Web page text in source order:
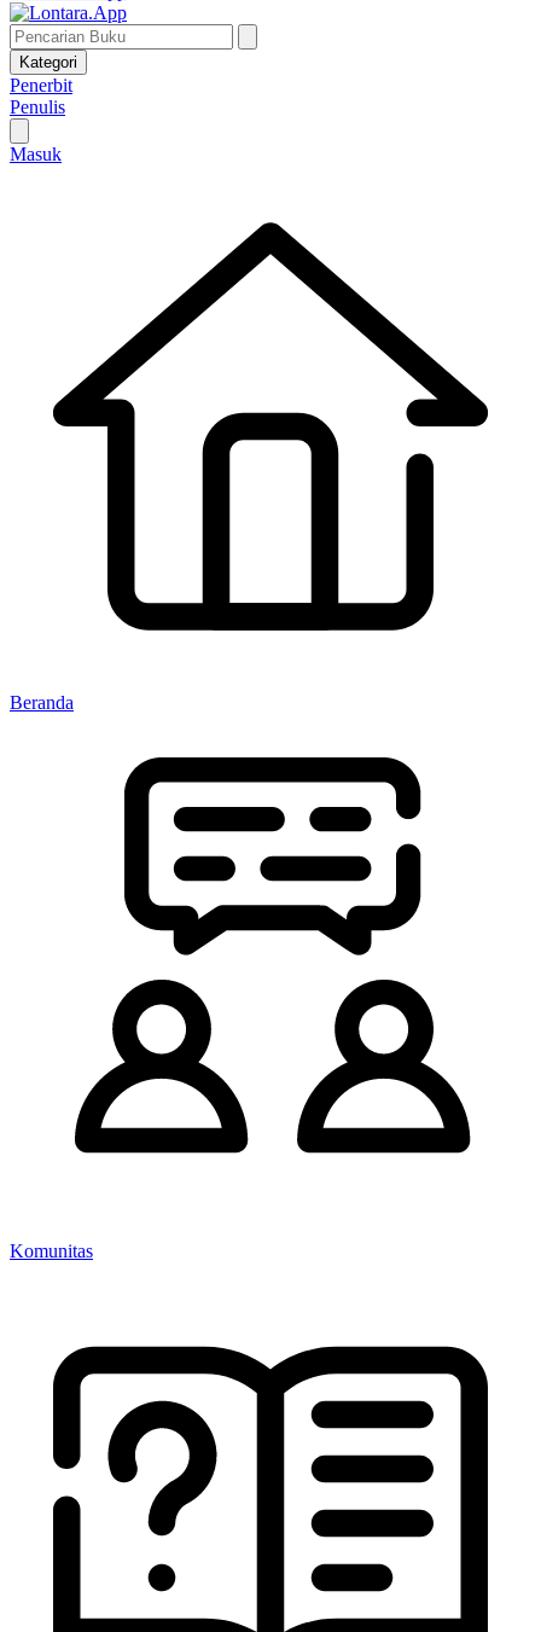
Kategori
Penerbit
Penulis
Masuk
Beranda
Komunitas